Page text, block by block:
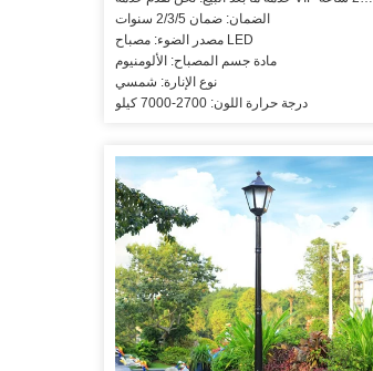
الضمان: ضمان 2/3/5 سنوات
مصدر الضوء: مصباح LED
مادة جسم المصباح: الألومنيوم
نوع الإنارة: شمسي
درجة حرارة اللون: 2700-7000 كيلو